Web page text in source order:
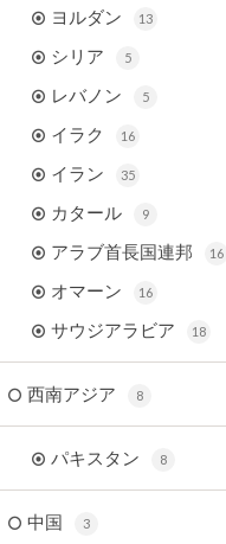
ヨルダン 13
シリア 5
レバノン 5
イラク 16
イラン 35
カタール 9
アラブ首長国連邦 16
オマーン 16
サウジアラビア 18
西南アジア 8
パキスタン 8
中国 3